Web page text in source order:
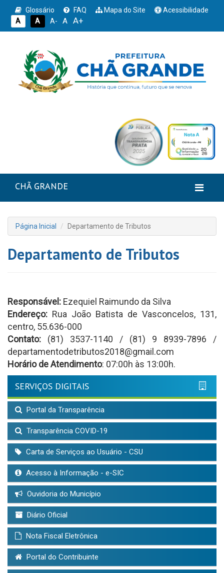
Glossário FAQ Mapa do Site
Acessibilidade
A
A A- A A+
CHÃ GRANDE
Página Inicial Departamento de Tributos
Departamento de Tributos
Responsável: Ezequiel Raimundo da Silva
Endereço: Rua João Batista de Vasconcelos, 131,
centro, 55.636-000
Contato: (81) 3537-1140 / (81) 9 8939-7896 /
departamentodetributos2018@gmail.com
Horário de Atendimento: 07:00h às 13:00h.
SERVIÇOS DIGITAIS
Portal da Transparência
Transparência COVID-19
Carta de Serviços ao Usuário - CSU
Acesso à Informação - e-SIC
Ouvidoria do Município
Diário Oficial
Nota Fiscal Eletrônica
Portal do Contribuinte